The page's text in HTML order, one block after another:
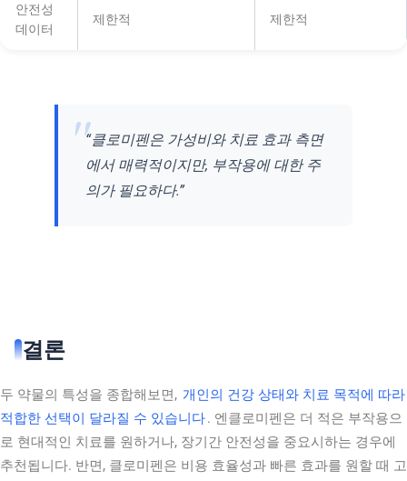
안전성
데이터
제한적 제한적
“클로미펜은 가성비와 치료 효과 측면
에서 매력적이지만, 부작용에 대한 주
의가 필요하다.”
결론
두 약물의 특성을 종합해보면, 개인의 건강 상태와 치료 목적에 따라
적합한 선택이 달라질 수 있습니다. 엔클로미펜은 더 적은 부작용으
로 현대적인 치료를 원하거나, 장기간 안전성을 중요시하는 경우에
추천됩니다. 반면, 클로미펜은 비용 효율성과 빠른 효과를 원할 때 고